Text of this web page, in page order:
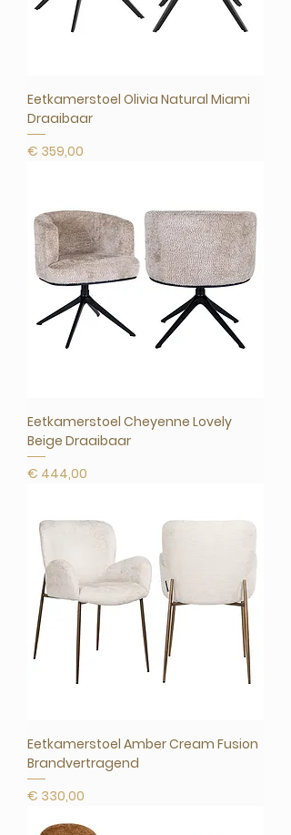
Eetkamerstoel Olivia Natural Miami
Draaibaar
Prijs
€ 359,00
Eetkamerstoel Cheyenne Lovely
Beige Draaibaar
Prijs
€ 444,00
Eetkamerstoel Amber Cream Fusion
Brandvertragend
Prijs
€ 330,00